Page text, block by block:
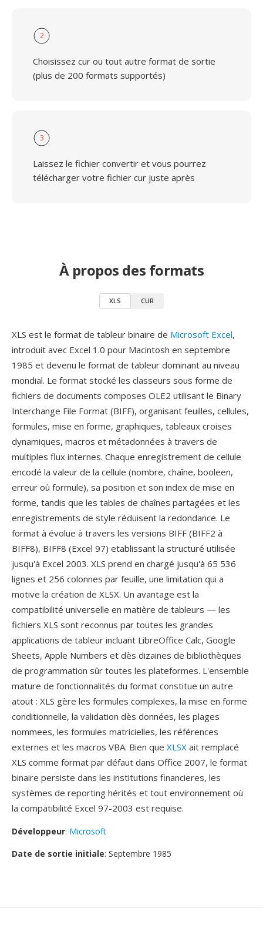
2
Choisissez cur ou tout autre format de sortie
(plus de 200 formats supportés)
3
Laissez le fichier convertir et vous pourrez
télécharger votre fichier cur juste après
À propos des formats
XLS CUR
XLS est le format de tableur binaire de Microsoft Excel,
introduit avec Excel 1.0 pour Macintosh en septembre
1985 et devenu le format de tableur dominant au niveau
mondial. Le format stocké les classeurs sous forme de
fichiers de documents composes OLE2 utilisant le Binary
Interchange File Format (BIFF), organisant feuilles, cellules,
formules, mise en forme, graphiques, tableaux croises
dynamiques, macros et métadonnées à travers de
multiples flux internes. Chaque enregistrement de cellule
encodé la valeur de la cellule (nombre, chaîne, booleen,
erreur où formule), sa position et son index de mise en
forme, tandis que les tables de chaînes partagées et les
enregistrements de style réduisent la redondance. Le
format à évolue à travers les versions BIFF (BIFF2 à
BIFF8), BIFF8 (Excel 97) etablissant la structuré utilisée
jusqu'à Excel 2003. XLS prend en chargé jusqu'à 65 536
lignes et 256 colonnes par feuille, une limitation qui a
motive la création de XLSX. Un avantage est la
compatibilité universelle en matière de tableurs — les
fichiers XLS sont reconnus par toutes les grandes
applications de tableur incluant LibreOffice Calc, Google
Sheets, Apple Numbers et dès dizaines de bibliothèques
de programmation sûr toutes les plateformes. L'ensemble
mature de fonctionnalités du format constitue un autre
atout : XLS gère les formules complexes, la mise en forme
conditionnelle, la validation dès données, les plages
nommees, les formules matricielles, les références
externes et les macros VBA. Bien que XLSX ait remplacé
XLS comme format par défaut dans Office 2007, le format
binaire persiste dans les institutions financieres, les
systèmes de reporting hérités et tout environnement où
la compatibilité Excel 97-2003 est requise.
Développeur: Microsoft
Date de sortie initiale: Septembre 1985